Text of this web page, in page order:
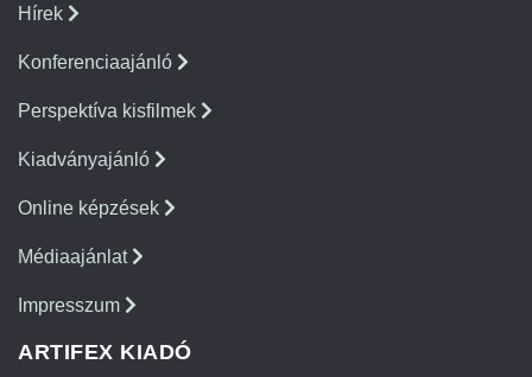
Hírek
Konferenciaajánló
Perspektíva kisfilmek
Kiadványajánló
Online képzések
Médiaajánlat
Impresszum
ARTIFEX KIADÓ